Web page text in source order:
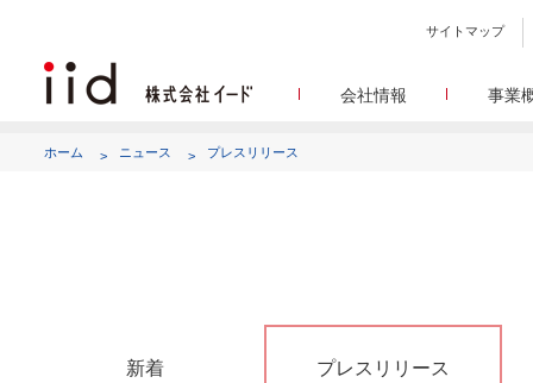
サイトマップ
会社情報
アク
事業
ホーム ニュース プレスリリース
新着 プレスリリース